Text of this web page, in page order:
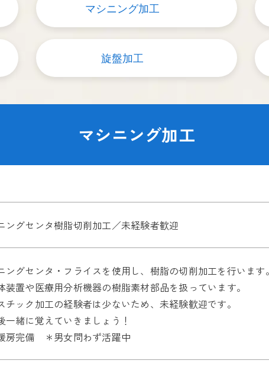
マシニング加工
旋盤加工
マシニング加工
ングセンタ樹脂切削加工／未経験者歓迎
ングセンタ・フライスを使用し、樹脂の切削加工を行います
装置や医療用分析機器の樹脂素材部品を扱っています。
チック加工の経験者は少ないため、未経験歓迎です。
一緒に覚えていきましょう！
房完備 ＊男女問わず活躍中